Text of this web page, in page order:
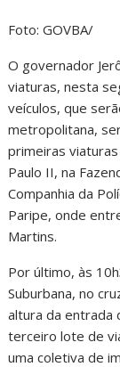
Foto: GOVBA/
O governador
viaturas, nesta
veículos, que
metropolitana,
primeiras
Paulo II, na
Companhia da
Paripe, onde
Martins.
Por último, às
Suburbana, no
altura da entrada
terceiro lote de
uma coletiva de